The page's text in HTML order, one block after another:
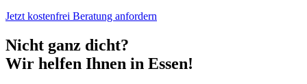
Jetzt kostenfrei Beratung anfordern
Nicht ganz dicht?
Wir helfen Ihnen in Essen!